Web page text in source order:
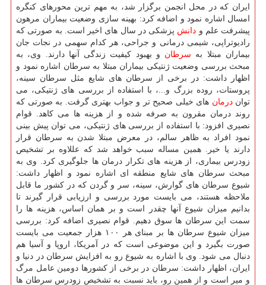
ایران كه در محل انجمن برگزار شد، به مهم ترین محورهای كنگره
امسال اشاره نمود و اضافه كرد: بهینه سازی وضعیت بیماران مرهون
پیشرفت علم و دانش پزشكی در سال های اخیر است. به صورتی كه
رادیوتراپی، شیمی درمانی و جراحی، هر كدام سهمی در نجات جان
بیماران مبتلا به سرطان و بهبود كیفیت زندگی آنها دارند. وی، به
مبحث بررسی وضعیت ژنتیكی بیماران مبتلا به سرطان اشاره نمود و
اظهار داشت: در برخی از سرطان های شایع مثل سرطان سینه،
پروستات، روده بزرگ و...، با استفاده از بررسی های ژنتیكی، می
تواندرمان های خیلی صحیح تر و جواب بهتری گرفت. به صورتی كه
روند درمان مقرون به صرفه شده و از هزینه ها می كاهد. قوام
نصیری افزود: با استفاده از بررسی های ژنتیكی، می توان پیش بینی
نمود افراد به ظاهر سالم، در معرض مبتلا شدن به سرطان قرار
دارند یا خیر. همین مساله سبب خواهد شد كه عللاوه بر تشخیص
زودرس بیماری، از هزینه های تكرار درمان ها جلوگیری كرد. وی به
مبحث سرطان های شایع منطقه ای اشاره نمود و اظهار داشت:
شیوع سرطان های گوارش، سینه، سر و گردن كه در كشور ما قابل
ملاحظه هستند، می بایست مورد بررسی و ارزیابی قرار گیرند تا
بدانیم میزان شیوع آنها چقدر است و بر همان اساس، هزینه ها را
سمت این سرطان ها سوق دهیم. قوام نصیری اضافه كرد: بررسی
میزان شیوع سرطان ها بر مبنای هر ۱۰۰ هزار جمعیت می بایست
صورت بگیرد و این موضوعی است كه در آمریكا، اروپا و آسیا هم
دنبال می شود. وی با اشاره به شیوع رو به افزایش سرطان در دنیا و
ایران، اظهار داشت: سرطان در برخی از كشورها دومین عامل مرگ
و میر است و از همین رو، باید نسبت به تشخیص زودرس سرطان ها